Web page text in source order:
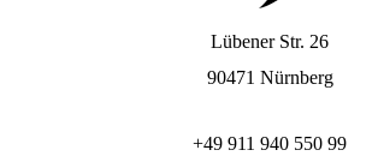
Lübener Str. 26
90471 Nürnberg
+49 911 940 550 99